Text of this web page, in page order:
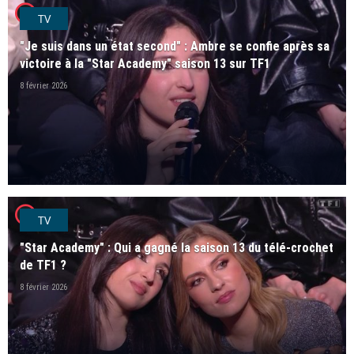
player2TV
"Je suis dans un état second" : Ambre se confie après sa
victoire à la "Star Academy" saison 13 sur TF1
8 février 2026
player2TV
"Star Academy" : Qui a gagné la saison 13 du télé-crochet
de TF1 ?
8 février 2026